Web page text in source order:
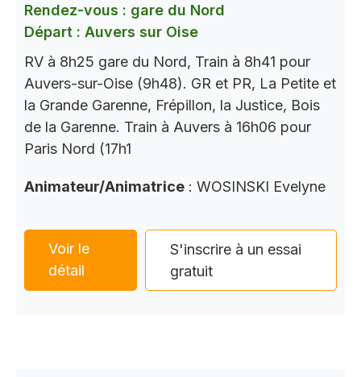
Rendez-vous : gare du Nord
Départ : Auvers sur Oise
RV à 8h25 gare du Nord, Train à 8h41 pour
Auvers-sur-Oise (9h48). GR et PR, La Petite et
la Grande Garenne, Frépillon, la Justice, Bois
de la Garenne. Train à Auvers à 16h06 pour
Paris Nord (17h1
Animateur/Animatrice : WOSINSKI Evelyne
Voir le
détail
S'inscrire à un essai
gratuit